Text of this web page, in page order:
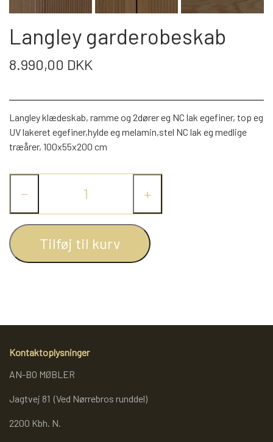
ENTRE
REOLER
REOL EDGE
REOL MISTRAL
REOL SIGN
BOGREOLER 40 CM DYBDE
VÆGPANELER
SPEJLE
BELYSNING
VÆGPANELER
SPEJLE
VÆGPANELER
SPEJLE
VÆGPANELER
SPEJLE
PARKERING
MONTERING & LEVERING
Langley garderobeskab
8.990,00 DKK
Langley klædeskab, ramme og 2dører eg NC lak egefiner, top eg
UV lakeret egefiner,hylde eg melamin,stel NC lak eg medlige
træårer, 100x55x200 cm
− +
Tilføj til kurv
Kontaktoplysninger
AN-BO MØBLER
Jagtvej 81 (Ved Nørrebros runddel)
2200 Kbh. N.